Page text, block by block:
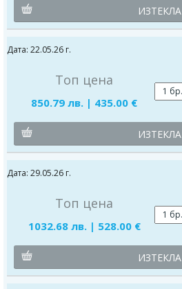
ИЗТЕКЛА
Дата: 22.05.26 г.
Топ цена
850.79 лв. | 435.00 €
ИЗТЕКЛА
Дата: 29.05.26 г.
Топ цена
1032.68 лв. | 528.00 €
ИЗТЕКЛА